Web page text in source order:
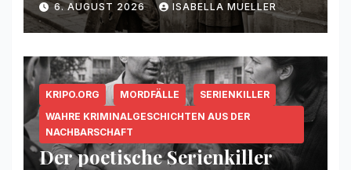
6. AUGUST 2026 ISABELLA MUELLER
KRIPO.ORG MORDFÄLLE
SERIENKILLER
WAHRE KRIMINALGESCHICHTEN AUS DER
NACHBARSCHAFT
Der poetische Serienkiller